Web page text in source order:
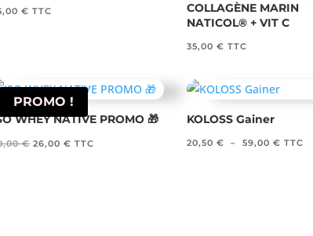
€ TTC
COLLAGÈNE MARIN
NATICOL® + VIT C
35,00€ TTC
PROMO !
WHEY NATIVE PROMO 🎁
€ Le
26,00€ Le
TTC
KOLOSS Gainer
20,50€ – 59,00€ Plage
TTC